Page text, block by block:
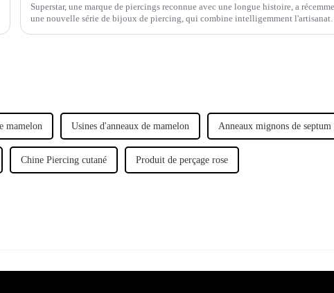
Superstar, une marque de piercings reconnue avec une longue histoire, a
une nouvelle série de bijoux de piercing, qui combine intelligemment l'artisanat
mamelon Usines d'anneaux de mamelon Anneaux mignons de
Chine Piercing cutané Produit de perçage rose